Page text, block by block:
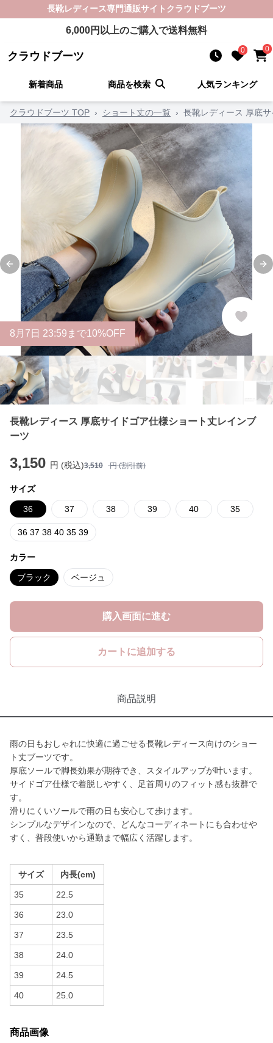
長靴レディース専門通販サイト クラウドブーツ
6,000円以上のご購入で送料無料
クラウドブーツ 0 0
新着商品 商品を検索 人気ランキング
クラウドブーツ TOP › ショート丈の一覧 › 長靴レディース 厚底
Previous slide
8 月 7 日 23:59まで10%OFF
長靴レディース 厚底サイドゴア仕様ショート丈レインブ
ーツ
3,150 円 (税込)3,510 円 (割引前)
サイズ
36 37 38 39 40 35
36 37 38 40 35 39
カラー
ブラック ベージュ
購入画面に進む
カートに追加する
商品説明
雨の日もおしゃれに快適に過ごせる長靴レディース向けのショー
ト丈ブーツです。
厚底ソールで脚長効果が期待でき、スタイルアップが叶います。
サイドゴア仕様で着脱しやすく、足首周りのフィット感も抜群で
す。
滑りにくいソールで雨の日も安心して歩けます。
シンプルなデザインなので、どんなコーディネートにも合わせや
すく、普段使いから通勤まで幅広く活躍します。
サイズ 内長(cm)
35 22.5
36 23.0
37 23.5
38 24.0
39 24.5
40 25.0
商品画像